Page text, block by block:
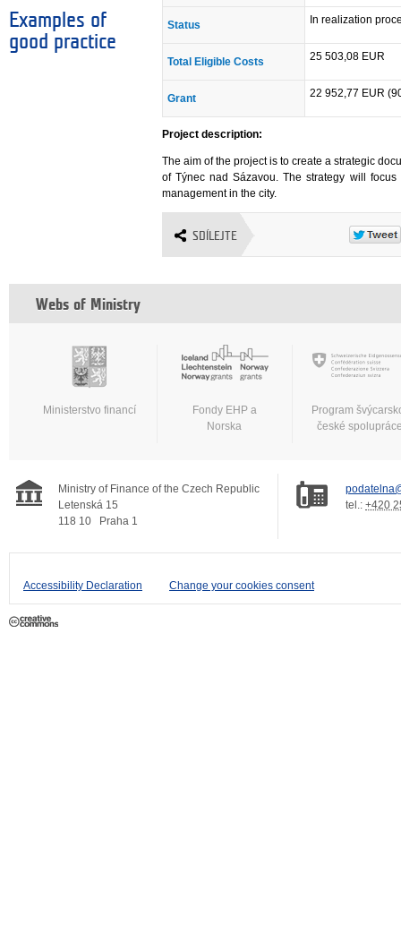
Examples of
good practice
Status In realization
Total Eligible Costs 25 503,08 EUR
Grant 22 952,77 EUR
Project description:
The aim of the project is to create a strategic
of Týnec nad Sázavou. The strategy will
management in the city.
SDÍLEJTE
Webs of Ministry
Ministerstvo financí
Fondy EHP a
Norska
Program
české
Ministry of Finance of the Czech Republic
Letenská 15
118 10
Praha 1
tel.: +420
Accessibility Declaration Change your cookies consent